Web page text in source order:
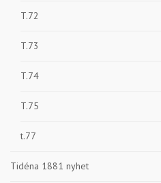
T.72
T.73
T.74
T.75
t.77
Tidéna 1881 nyhet